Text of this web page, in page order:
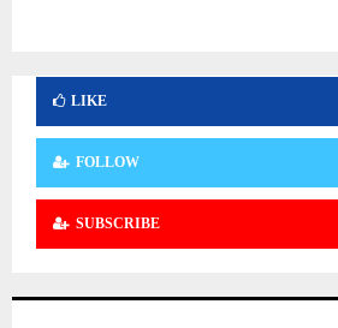
LIKE
FOLLOW
SUBSCRIBE